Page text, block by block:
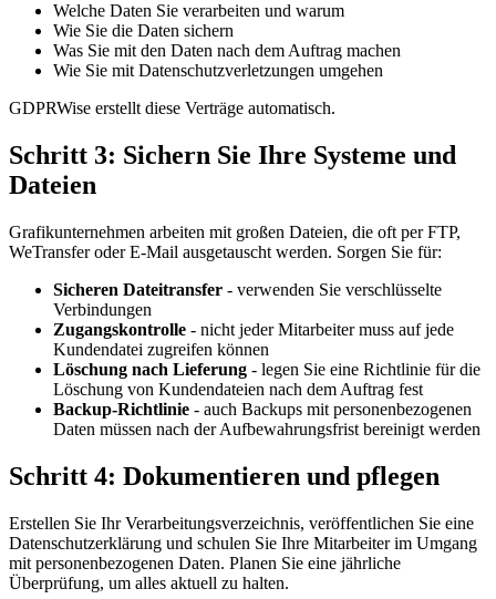
Welche Daten Sie verarbeiten und warum
Wie Sie die Daten sichern
Was Sie mit den Daten nach dem Auftrag machen
Wie Sie mit Datenschutzverletzungen umgehen
GDPRWise erstellt diese Verträge automatisch.
Schritt 3: Sichern Sie Ihre Systeme und
Dateien
Grafikunternehmen arbeiten mit großen Dateien, die oft per FTP,
WeTransfer oder E-Mail ausgetauscht werden. Sorgen Sie für:
Sicheren Dateitransfer - verwenden Sie verschlüsselte
Verbindungen
Zugangskontrolle - nicht jeder Mitarbeiter muss auf jede
Kundendatei zugreifen können
Löschung nach Lieferung - legen Sie eine Richtlinie für die
Löschung von Kundendateien nach dem Auftrag fest
Backup-Richtlinie - auch Backups mit personenbezogenen
Daten müssen nach der Aufbewahrungsfrist bereinigt werden
Schritt 4: Dokumentieren und pflegen
Erstellen Sie Ihr Verarbeitungsverzeichnis, veröffentlichen Sie eine
Datenschutzerklärung und schulen Sie Ihre Mitarbeiter im Umgang
mit personenbezogenen Daten. Planen Sie eine jährliche
Überprüfung, um alles aktuell zu halten.